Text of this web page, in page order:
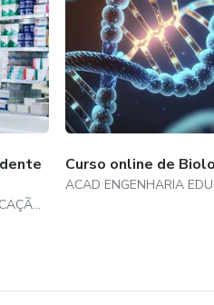
ACAD ENGENHARIA EDUCAÇÃO PROFISSIONAL
Curso online de